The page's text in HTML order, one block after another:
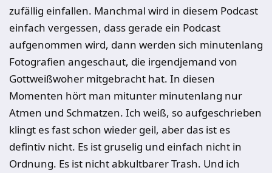
zufällig einfallen. Manchmal wird in diesem Podcast
einfach vergessen, dass gerade ein Podcast
aufgenommen wird, dann werden sich minutenlang
Fotografien angeschaut, die irgendjemand von
Gottweißwoher mitgebracht hat. In diesen
Momenten hört man mitunter minutenlang nur
Atmen und Schmatzen. Ich weiß, so aufgeschrieben
klingt es fast schon wieder geil, aber das ist es
defintiv nicht. Es ist gruselig und einfach nicht in
Ordnung. Es ist nicht abkultbarer Trash. Und ich